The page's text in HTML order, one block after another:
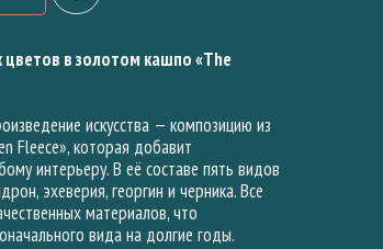
цветов в золотом кашпо «The
искусства — композицию из
Fleece», которая добавит
интерьеру. В её составе пять видов
эхеверия, георгин и черника. Все
материалов, что
вида на долгие годы.